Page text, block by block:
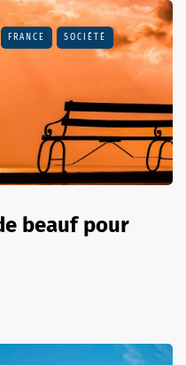
FRANCE SOCIÉTÉ
beauf pour